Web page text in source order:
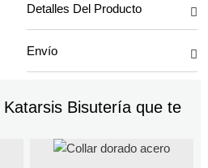
Detalles Del Producto
Envío
Katarsis Bisuteríaque te